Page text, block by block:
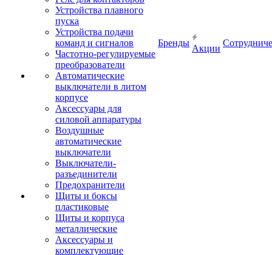
Устройства плавного
пуска
Устройства подачи
команд и сигналов
Частотно-регулируемые
преобразователи
Автоматические
выключатели в литом
корпусе
Аксессуары для
силовой аппаратуры
Воздушные
автоматические
выключатели
Выключатели-
разъединители
Предохранители
Щиты и боксы
пластиковые
Щиты и корпуса
металлические
Аксессуары и
комплектующие
Бренды
Акции